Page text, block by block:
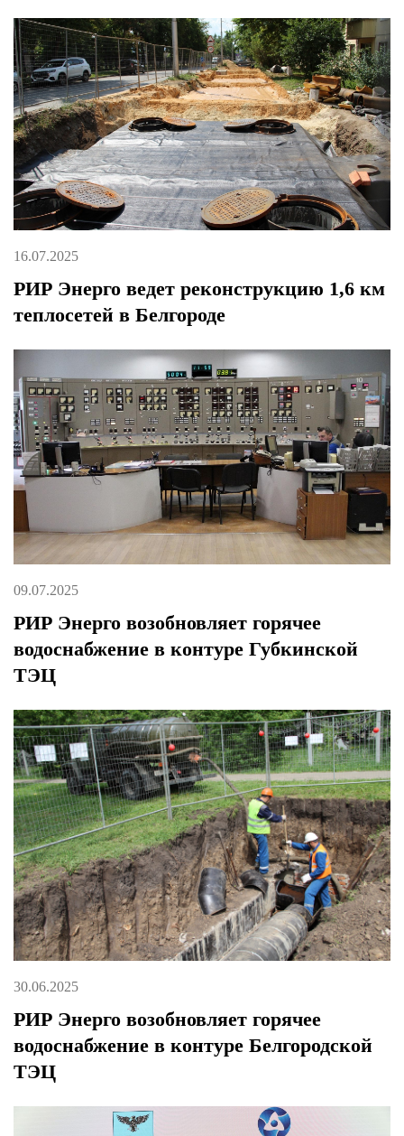
16.07.2025
РИР Энерго ведет реконструкцию 1,6 км
теплосетей в Белгороде
09.07.2025
РИР Энерго возобновляет горячее
водоснабжение в контуре Губкинской
ТЭЦ
30.06.2025
РИР Энерго возобновляет горячее
водоснабжение в контуре Белгородской
ТЭЦ